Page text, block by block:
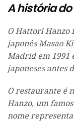
A história
O Hattori Hanzo
japonês Masao
Madrid em 1991
japoneses antes
O restaurante é
Hanzo, um
nome